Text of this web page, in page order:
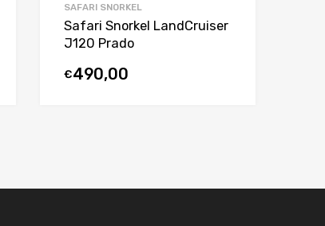
SAFARI SNORKEL
Safari Snorkel LandCruiser
J120 Prado
€490,00